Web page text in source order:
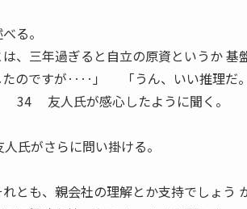
る。
、三年過ぎると自立の原資というか 基
たのですが‥‥」 「うん、いい推理だ。
34 友人氏が感心したように聞く。
氏がさらに問い掛ける。
も、親会社の理解とか支持でしょう